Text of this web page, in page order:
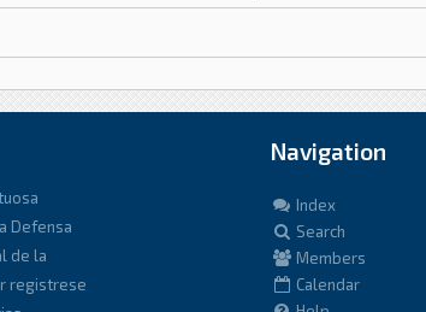
Defensa
de la
registrese
Navigation
Index
Search
Members
Calendar